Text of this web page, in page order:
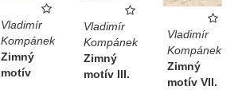
Vladimír
Kompánek
Zimný
motív
Vladimír
Kompánek
Zimný
motív III.
Vladimír
Kompánek
Zimný
motív VII.